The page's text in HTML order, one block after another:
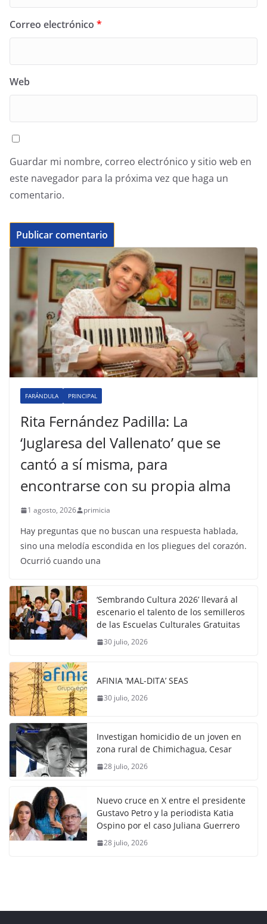
Correo electrónico *
Web
Guardar mi nombre, correo electrónico y sitio web en
este navegador para la próxima vez que haga un
comentario.
FARÁNDULA PRINCIPAL
Rita Fernández Padilla: La
‘Juglaresa del Vallenato’ que se
cantó a sí misma, para
encontrarse con su propia alma
1 agosto, 2026 primicia
Hay preguntas que no buscan una respuesta hablada,
sino una melodía escondida en los pliegues del corazón.
Ocurrió cuando una
‘Sembrando Cultura 2026’ llevará al
escenario el talento de los semilleros
de las Escuelas Culturales Gratuitas
30 julio, 2026
AFINIA ‘MAL-DITA’ SEAS
30 julio, 2026
Investigan homicidio de un joven en
zona rural de Chimichagua, Cesar
28 julio, 2026
Nuevo cruce en X entre el presidente
Gustavo Petro y la periodista Katia
Ospino por el caso Juliana Guerrero
28 julio, 2026